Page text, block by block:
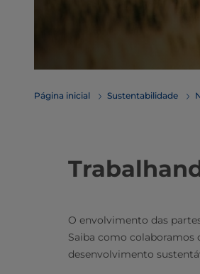
Página inicial Sustentabilidade
O envolvimento das
Saiba como
desenvolvimento